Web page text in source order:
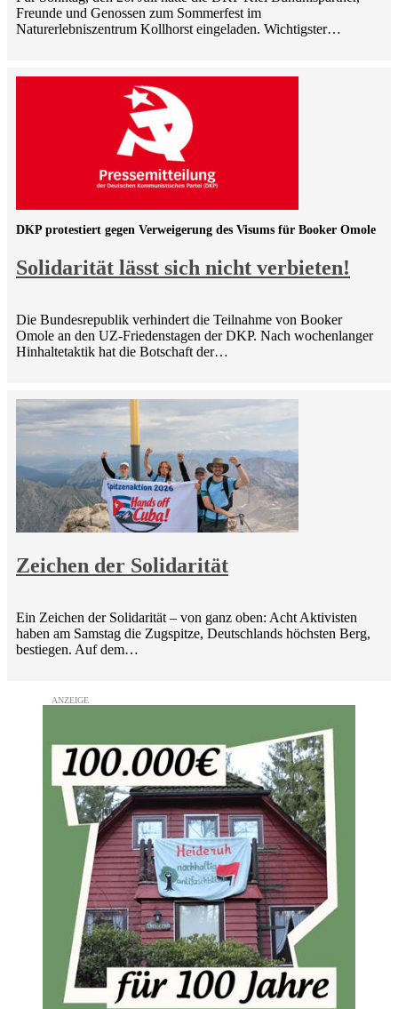
Freunde und Genossen zum Sommerfest im
Naturerlebniszentrum Kollhorst eingeladen. Wichtigster…
Solidarität lässt sich nicht verbieten!
DKP protestiert gegen Verweigerung des Visums für Booker Omole
Die Bundesrepublik verhindert die Teilnahme von Booker
Omole an den UZ-Friedenstagen der DKP. Nach wochenlanger
Hinhaltetaktik hat die Botschaft der…
Zeichen der Solidarität
Ein Zeichen der Solidarität – von ganz oben: Acht Aktivisten
haben am Samstag die Zugspitze, Deutschlands höchsten Berg,
bestiegen. Auf dem…